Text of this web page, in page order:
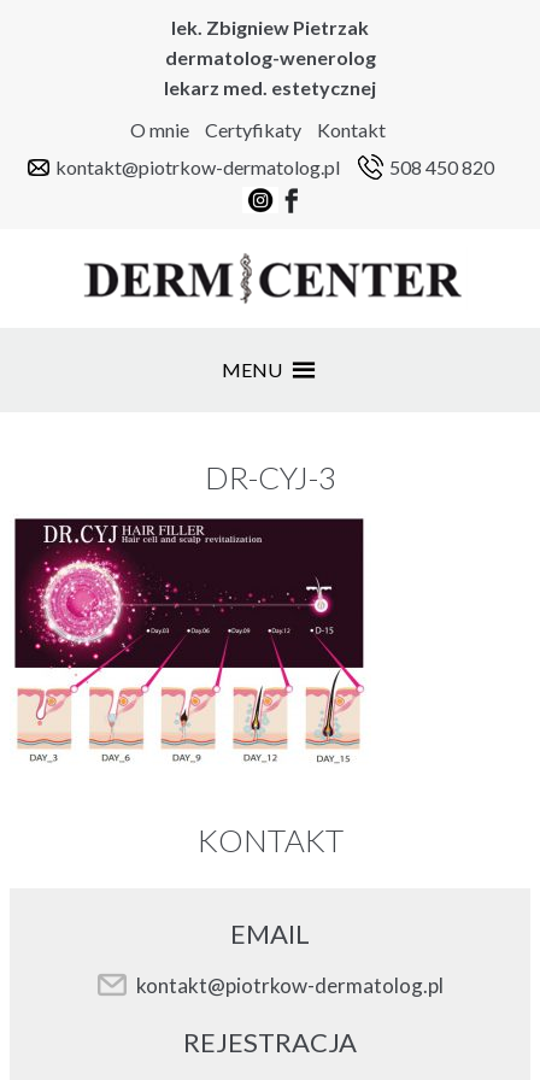
lek. Zbigniew Pietrzak
dermatolog-wenerolog
lekarz med. estetycznej
O mnie
Certyfikaty
Kontakt
kontakt@piotrkow-dermatolog.pl
508 450 820
MENU
DR-CYJ-3
KONTAKT
EMAIL
kontakt@piotrkow-dermatolog.pl
REJESTRACJA